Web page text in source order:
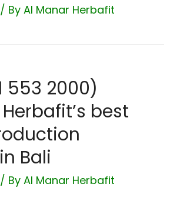
/ By Al Manar Herbafit
553 2000)
best
Bali
/ By Al Manar Herbafit